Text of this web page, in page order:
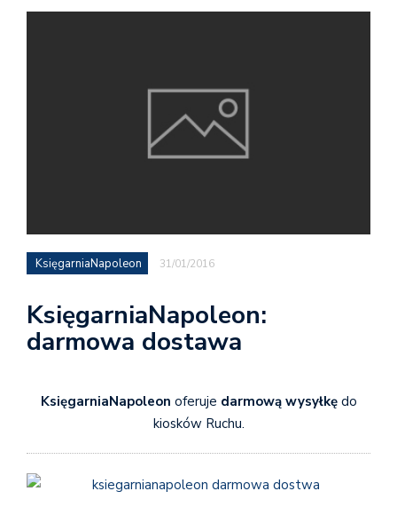
KsięgarniaNapoleon 31/01/2016
KsięgarniaNapoleon:
darmowa dostawa
KsięgarniaNapoleon oferuje darmową wysyłkędo
kiosków Ruchu.